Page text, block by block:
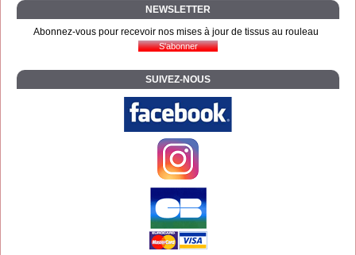
NEWSLETTER
Abonnez-vous pour recevoir nos mises à jour de tissus au rouleau
SUIVEZ-NOUS